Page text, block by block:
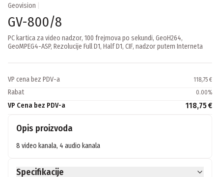
Usluge i rešenja
O nama
Kontakti
Geovision
GV-800/8
PC kartica za video nadzor, 100 frejmova po sekundi, GeoH264,
GeoMPEG4-ASP, Rezolucije Full D1, Half D1, CIF, nadzor putem Interneta
VP cena bez PDV-a 118,75 €
Rabat 0.00%
VP Cena bez PDV-a 118,75 €
Opis proizvoda
8 video kanala, 4 audio kanala
Specifikacije